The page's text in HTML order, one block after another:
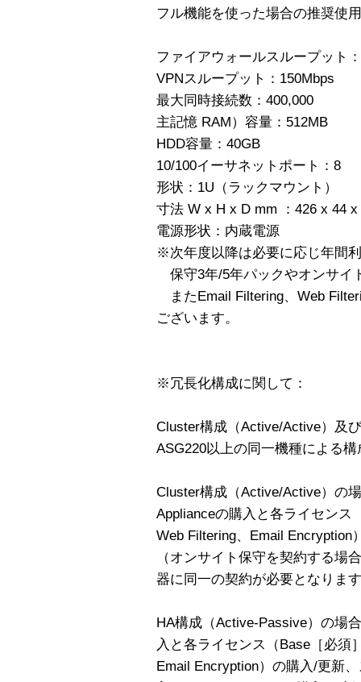
フル機能を使った場合の推奨使
ファイアウォールスループット
VPNスループット：150Mbps
最大同時接続数：400,000
主記憶 RAM）容量：512MB
HDD容量：40GB
10/100イーサネットポート：8
形状：1U（ラックマウント）
寸法 W x H x D mm ：426 x 44 x
電源形状：内蔵電源
※次年度以降は必要に応じ年間
保守3年/5年パックやオンサイ
またEmail Filtering、Web
ございます。
※冗長化構成に関して：
Cluster構成（Active/Active）及
ASG220以上の同一機種による
Cluster構成（Active/Active）の
Applianceの購入と各ライセンス
Web Filtering、Email Encryption
（オンサイト保守を契約する場
器に同一の契約が必要となりま
HA構成（Active-Passive）の場
入と各ライセンス（Base［必須
Email Encryption）の購入/更新